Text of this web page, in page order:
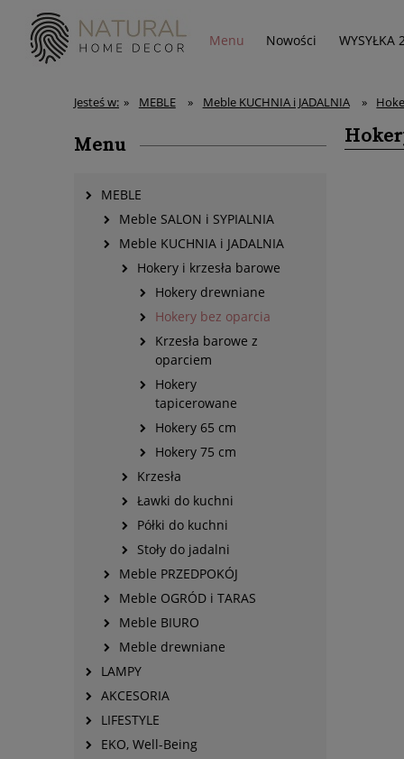
Menu Nowości WYSYŁKA
Jesteś w: » MEBLE » Meble KUCHNIA i JADALNIA »
Menu
MEBLE
Meble SALON i SYPIALNIA
Meble KUCHNIA i JADALNIA
Hokery i krzesła barowe
Hokery drewniane
Hokery bez oparcia
Krzesła barowe z
oparciem
Hokery
tapicerowane
Hokery 65 cm
Hokery 75 cm
Krzesła
Ławki do kuchni
Półki do kuchni
Stoły do jadalni
Meble PRZEDPOKÓJ
Meble OGRÓD i TARAS
Meble BIURO
Meble drewniane
LAMPY
AKCESORIA
LIFESTYLE
EKO, Well-Being